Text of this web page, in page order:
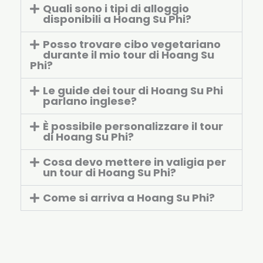
Quali sono i tipi di alloggio
disponibili a Hoang Su Phi?
Posso trovare cibo vegetariano
durante il mio tour di Hoang Su
Phi?
Le guide dei tour di Hoang Su Phi
parlano inglese?
È possibile personalizzare il tour
di Hoang Su Phi?
Cosa devo mettere in valigia per
un tour di Hoang Su Phi?
Come si arriva a Hoang Su Phi?